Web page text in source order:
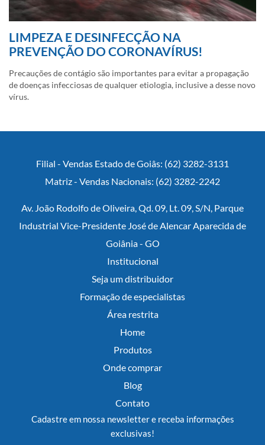
LIMPEZA E DESINFECÇÃO NA
PREVENÇÃO DO CORONAVÍRUS!
Precauções de contágio são importantes para evitar a propagação
de doenças infecciosas de qualquer etiologia, inclusive a desse novo
vírus.
Filial - Vendas Estado de Goiâs: (62) 3282-3131
Matriz - Vendas Nacionais: (62) 3282-2242
Av. João Rodolfo de Oliveira, Qd. 09, Lt. 09, S/N, Parque
Industrial Vice-Presidente José de Alencar Aparecida de
Goiânia - GO
Institucional
Seja um distribuidor
Formação de especialistas
Área restrita
Home
Produtos
Onde comprar
Blog
Contato
Cadastre em nossa newsletter e receba informações
exclusivas!